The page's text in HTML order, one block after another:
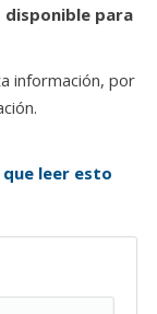
para
información, por
leer esto